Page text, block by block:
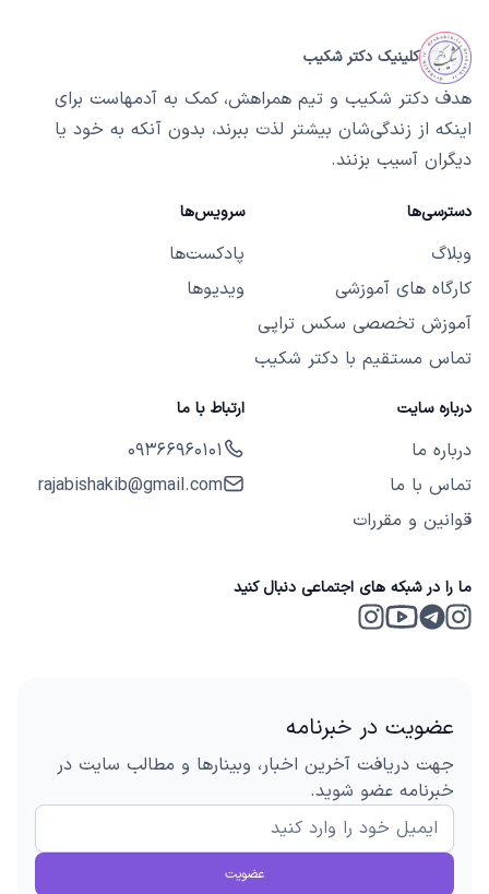
کلینیک دکتر شکیب
هدف دکتر شکیب و تیم همراهش، کمک به آدمهاست برای
اینکه از زندگی‌شان بیشتر لذت ببرند، بدون آنکه به خود یا
دیگران آسیب بزنند.
دسترسی‌ها
وبلاگ
کارگاه های آموزشی
آموزش تخصصی سکس تراپی
تماس مستقیم با دکتر شکیب
سرویس‌ها
پادکست‌ها
ویدیوها
درباره سایت
درباره ما
تماس با ما
قوانین و مقررات
ارتباط با ما
09366960101
rajabishakib@gmail.com
ما را در شبکه های اجتماعی دنبال کنید
عضویت در خبرنامه
جهت دریافت آخرین اخبار، وبینارها و مطالب سایت در
خبرنامه عضو شوید.
عضویت